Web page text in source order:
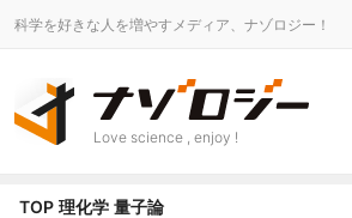
科学を好きな人を増やすメディア、ナゾロジー！
Love science , enjoy !
TOP 理化学 量子論